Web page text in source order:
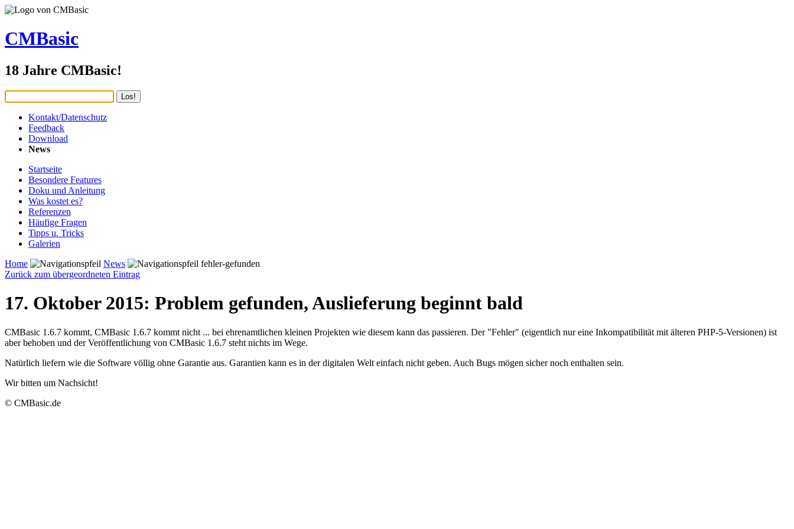
CMBasic
18 Jahre CMBasic!
Kontakt/Datenschutz
Feedback
Download
News
Startseite
Besondere Features
Doku und Anleitung
Was kostet es?
Referenzen
Häufige Fragen
Tipps u. Tricks
Galerien
Home
News
fehler-gefunden
Zurück zum übergeordneten Eintrag
17. Oktober 2015: Problem gefunden, Auslieferung beginnt bald
CMBasic 1.6.7 kommt, CMBasic 1.6.7 kommt nicht ... bei ehrenamtlichen kleinen Projekten wie diesem kann das passieren. Der "Fehler" (eigentlich nur eine Inkompatibilität mit älteren PHP-5-Versionen) ist
aber behoben und der Veröffentlichung von CMBasic 1.6.7 steht nichts im Wege.
Natürlich liefern wie die Software völlig ohne Garantie aus. Garantien kann es in der digitalen Welt einfach nicht geben. Auch Bugs mögen sicher noch enthalten sein.
Wir bitten um Nachsicht!
© CMBasic.de